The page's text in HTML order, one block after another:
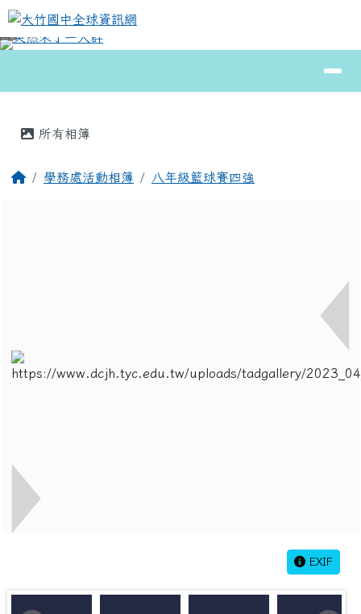
跳至主內容區
大竹國中全球資訊網
⏸
所有相簿
回首頁學務處活動相簿 八年級籃球賽四強
EXIF